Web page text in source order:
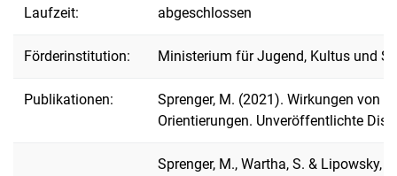
Laufzeit: abgeschlossen
Förderinstitution: Ministerium für Jugend, Kultus und
Publikationen:
Sprenger, M. (2021). Wirkungen von
Orientierungen. Unveröffentlichte
Sprenger, M., Wartha, S. &